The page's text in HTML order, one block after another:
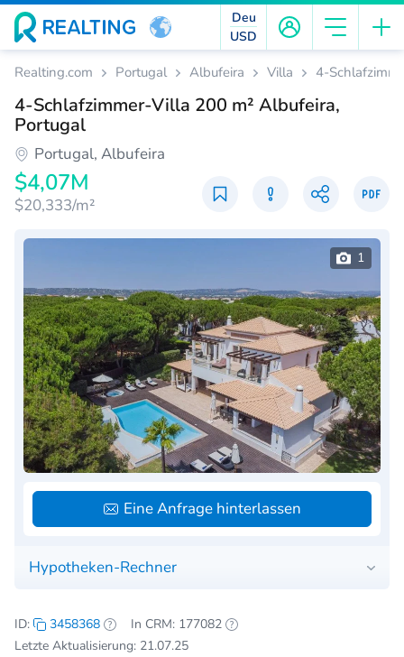
Deu
USD
Realting.com Portugal Albufeira Villa 4-
4-Schlafzimmer-Villa 200 m² Albufeira,
Portugal
Portugal, Albufeira
$4,07M
$20,333/m²
Hypotheken-Rechner
1
Eine Anfrage hinterlassen
ID: 3458368
In CRM: 177082
Letzte Aktualisierung: 21.07.25